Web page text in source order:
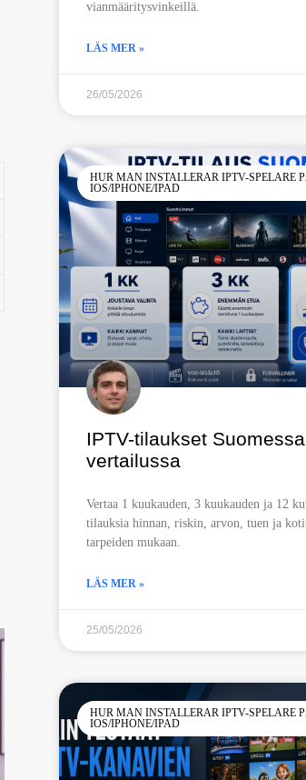
vianmääritysvinkeillä.
LÄS MER »
26/05/2026
HUR MAN INSTALLERAR IPTV-SPELARE
IOS/IPHONE/IPAD
IPTV-tilaukset Suomessa
vertailussa
Vertaa 1 kuukauden, 3 kuukauden ja 12
tilauksia hinnan, riskin, arvon, tuen ja
tarpeiden mukaan.
LÄS MER »
25/05/2026
HUR MAN INSTALLERAR IPTV-SPELARE
IOS/IPHONE/IPAD